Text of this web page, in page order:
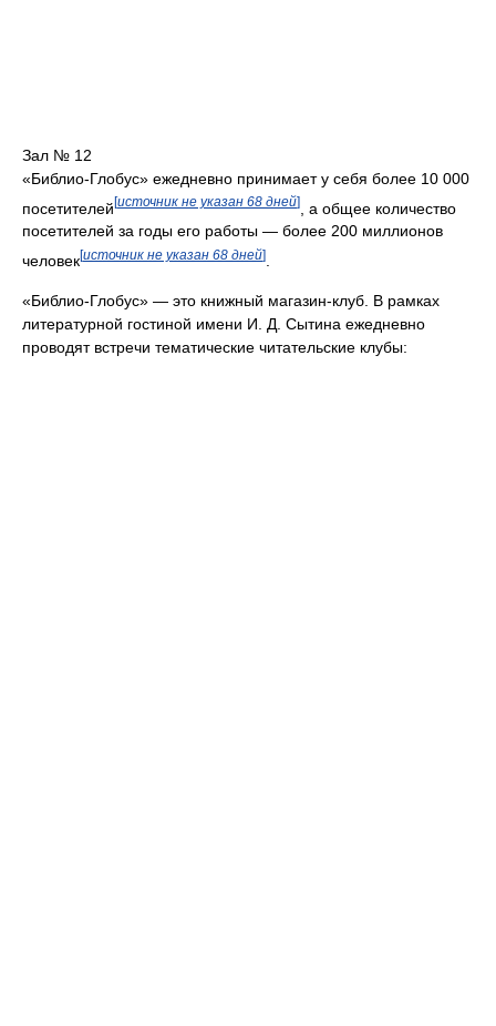
Зал № 12
«Библио-Глобус» ежедневно принимает у себя более 10 000
посетителей [источник не указан 68 дней]
, а общее количество
посетителей за годы его работы — более 200 миллионов
человек[источник не указан 68 дней]
«Библио-Глобус» — это книжный магазин-клуб. В рамках
литературной гостиной имени И. Д. Сытина ежедневно
проводят встречи тематические читательские клубы: